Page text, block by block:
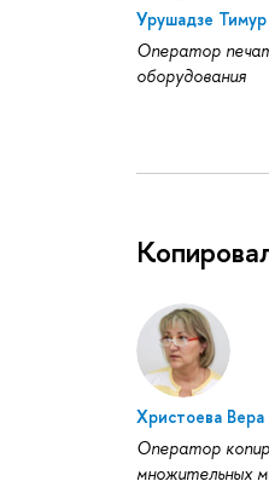
Урушадзе
Оператор
оборудования
Христоева
Оператор
множительных